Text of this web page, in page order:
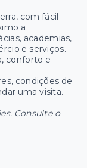
com fácil
a
academias,
e serviços.
conforto e
condições de
uma visita.
Consulte o